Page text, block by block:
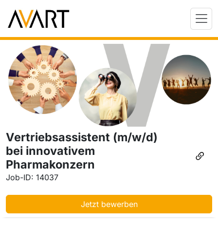
Vertriebsassistent (m/w/d)
bei innovativem
Pharmakonzern
Job-ID: 14037
Jetzt bewerben